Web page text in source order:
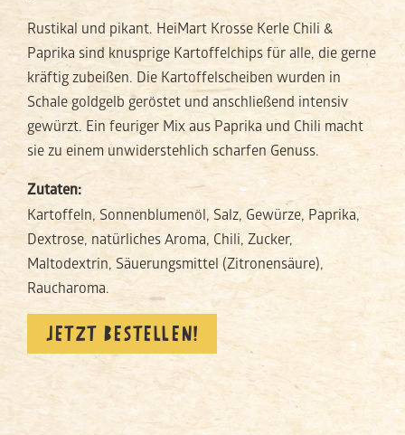
Rustikal und pikant. HeiMart Krosse Kerle Chili &
Paprika sind knusprige Kartoffelchips für alle, die gerne
kräftig zubeißen. Die Kartoffelscheiben wurden in
Schale goldgelb geröstet und anschließend intensiv
gewürzt. Ein feuriger Mix aus Paprika und Chili macht
sie zu einem unwiderstehlich scharfen Genuss.
Zutaten:
Kartoffeln, Sonnenblumenöl, Salz, Gewürze, Paprika,
Dextrose, natürliches Aroma, Chili, Zucker,
Maltodextrin, Säuerungsmittel (Zitronensäure),
Raucharoma.
JETZT BESTELLEN!